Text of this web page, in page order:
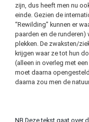
zijn, dus heeft men nu
einde. Gezien de
“Rewilding” kunnen er
paarden en de
plekken. De zwaksten/
krijgen waar ze tot hun
(alleen in overleg met
moet daarna
daarna zou men de
NB Deze tekst gaat over